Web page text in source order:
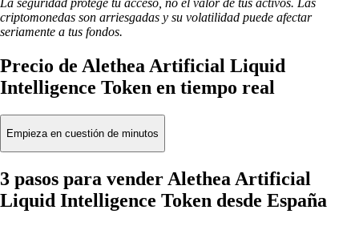
criptomonedas son arriesgadas y su volatilidad puede afectar
seriamente a tus fondos.
Precio de Alethea Artificial Liquid
Intelligence Token en tiempo real
Empieza en cuestión de minutos
3 pasos para vender Alethea Artificial
Liquid Intelligence Token desde España